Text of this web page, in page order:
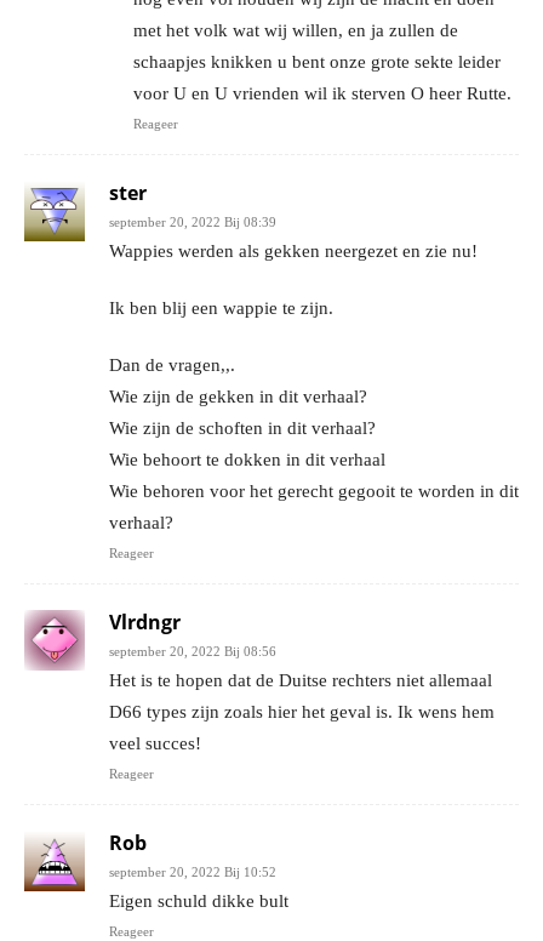
met het volk wat wij willen, en ja zullen de
schaapjes knikken u bent onze grote sekte leider
voor U en U vrienden wil ik sterven O heer Rutte.
Reageer
ster
september 20, 2022 Bij 08:39
Wappies werden als gekken neergezet en zie nu!
Ik ben blij een wappie te zijn.
Dan de vragen,,.
Wie zijn de gekken in dit verhaal?
Wie zijn de schoften in dit verhaal?
Wie behoort te dokken in dit verhaal
Wie behoren voor het gerecht gegooit te worden in dit
verhaal?
Reageer
Vlrdngr
september 20, 2022 Bij 08:56
Het is te hopen dat de Duitse rechters niet allemaal
D66 types zijn zoals hier het geval is. Ik wens hem
veel succes!
Reageer
Rob
september 20, 2022 Bij 10:52
Eigen schuld dikke bult
Reageer